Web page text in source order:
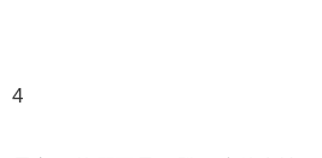
4